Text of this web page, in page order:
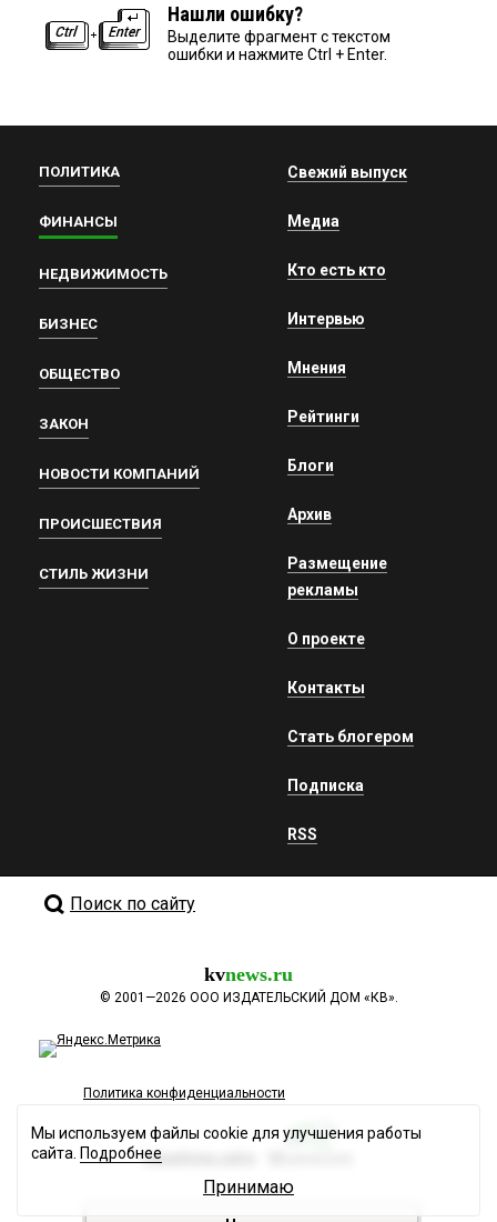
Нашли ошибку?
Выделите фрагмент с текстом
ошибки и нажмите Ctrl + Enter.
ПОЛИТИКА
ФИНАНСЫ
НЕДВИЖИМОСТЬ
БИЗНЕС
ОБЩЕСТВО
ЗАКОН
НОВОСТИ КОМПАНИЙ
ПРОИСШЕСТВИЯ
СТИЛЬ ЖИЗНИ
Свежий выпуск
Медиа
Кто есть кто
Интервью
Мнения
Рейтинги
Блоги
Архив
Размещение
рекламы
О проекте
Контакты
Стать блогером
Подписка
RSS
Поиск по сайту
kvnews.ru
© 2001—2026 ООО ИЗДАТЕЛЬСКИЙ ДОМ «КВ».
Политика конфиденциальности
Разработка сайта
Мы используем файлы cookie для улучшения работы
сайта. Подробнее
Принимаю